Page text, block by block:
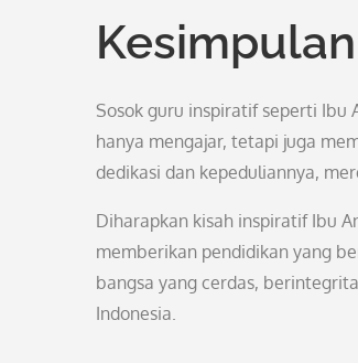
Kesimpulan
Sosok guru inspiratif seperti Ibu
hanya mengajar, tetapi juga
dedikasi dan kepeduliannya,
Diharapkan kisah inspiratif Ibu
memberikan pendidikan yang
bangsa yang cerdas,
Indonesia.